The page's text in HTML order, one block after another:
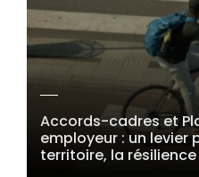
Accords-cadres et
employeur : un levier
territoire, la